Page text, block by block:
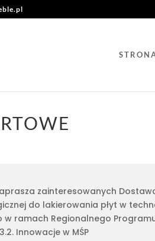
zaprasza zainteresowanych
do lakierowania płyt w
w ramach Regionalnego
Innowacje w MŚP